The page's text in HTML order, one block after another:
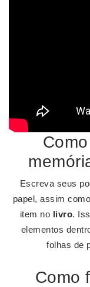
Escreva seus
papel, assim
item no livro.
elementos
folhas de
Como